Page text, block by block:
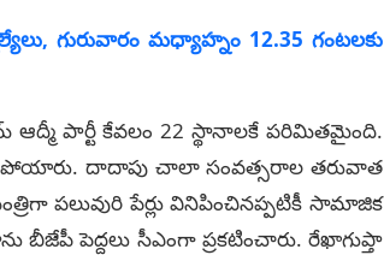
గురువారం మధ్యాహ్నం 12.35 గంటలకు
పార్టీ కేవలం 22 స్థానాలకే పరిమితమైంది.
దాదాపు చాలా సంవత్సరాల తరువాత
పలువురి పేర్లు వినిపించినప్పటికీ సామాజిక
పెద్దలు సీఎంగా ప్రకటించారు. రేఖాగుప్తా